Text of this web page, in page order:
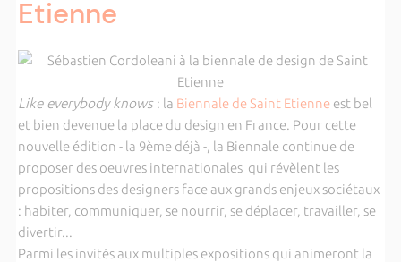
Etienne
Like everybody knows : la Biennale de Saint Etienne est bel
et bien devenue la place du design en France. Pour cette
nouvelle édition - la 9ème déjà -, la Biennale continue de
proposer des oeuvres internationales qui révèlent les
propositions des designers face aux grands enjeux sociétaux
: habiter, communiquer, se nourrir, se déplacer, travailler, se
divertir...
Parmi les invités aux multiples expositions qui animeront la